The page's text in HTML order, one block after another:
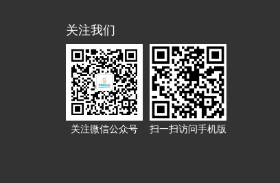
关注我们
关注微信公众号 扫一扫访问手机版